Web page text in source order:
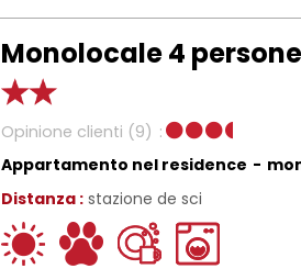
Monolocale 4
Opinione clienti (9)
Distanza : stazione de sci
Appartamento nel residence